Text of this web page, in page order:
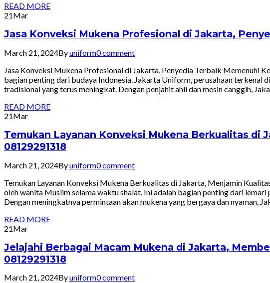
READ MORE
21Mar
Jasa Konveksi Mukena Profesional di Jakarta,
March 21, 2024Byuniform0 comment
Jasa Konveksi Mukena Profesional di Jakarta, Penyedia Terbaik Memenuhi
bagian penting dari budaya Indonesia. Jakarta Uniform, perusahaan
tradisional yang terus meningkat. Dengan penjahit ahli dan mesin canggih,
READ MORE
21Mar
Temukan Layanan Konveksi Mukena Berkualitas di
08129291318
March 21, 2024Byuniform0 comment
Temukan Layanan Konveksi Mukena Berkualitas di Jakarta, Menjamin
oleh wanita Muslim selama waktu shalat. Ini adalah bagian penting dari
Dengan meningkatnya permintaan akan mukena yang bergaya dan nyaman,
READ MORE
21Mar
Jelajahi Berbagai Macam Mukena di Jakarta,
08129291318
March 21, 2024Byuniform0 comment